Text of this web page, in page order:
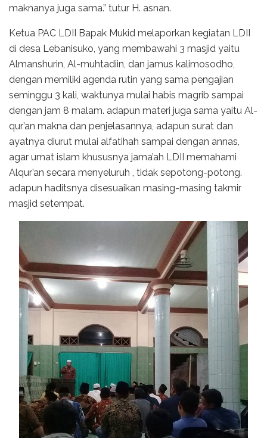
maknanya juga sama.” tutur H. asnan.
Ketua PAC LDII Bapak Mukid melaporkan kegiatan LDII
di desa Lebanisuko, yang membawahi 3 masjid yaitu
Almanshurin, Al-muhtadiin, dan jamus kalimosodho,
dengan memiliki agenda rutin yang sama pengajian
seminggu 3 kali, waktunya mulai habis magrib sampai
dengan jam 8 malam. adapun materi juga sama yaitu Al-
qur’an makna dan penjelasannya, adapun surat dan
ayatnya diurut mulai alfatihah sampai dengan annas,
agar umat islam khususnya jama’ah LDII memahami
Alqur’an secara menyeluruh , tidak sepotong-potong.
adapun haditsnya disesuaikan masing-masing takmir
masjid setempat.